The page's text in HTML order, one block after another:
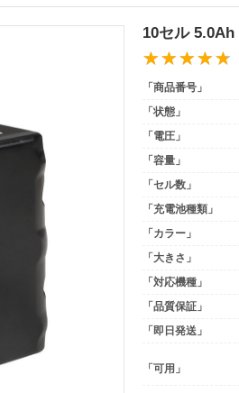
10セル
「商品番号」
「状態」
「電圧」
「容量」
「セル数」
「充電池種類」
「カラー」
「大きさ」
「対応機種」
「品質保証」
「即日発送」
「可用」